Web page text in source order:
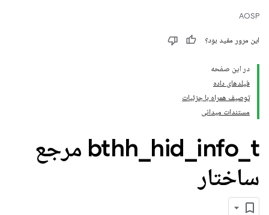
AOSP
این مرور مفید بود؟
در این صفحه
فیلدهای داده
توصیف همراه با جزئیات
مستندات میدانی
bthh hid info
t مرجع
ساختار